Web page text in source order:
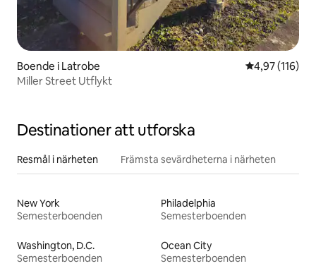
Boende i Latrobe 4,97 av 5 i
4,97 (116)
Miller Street Utflykt
Destinationer att utforska
Resmål i närheten Främsta sevärdheterna i närheten
New York
Semesterboenden
Philadelphia
Semesterboenden
Washington, D.C.
Semesterboenden
Ocean City
Semesterboenden